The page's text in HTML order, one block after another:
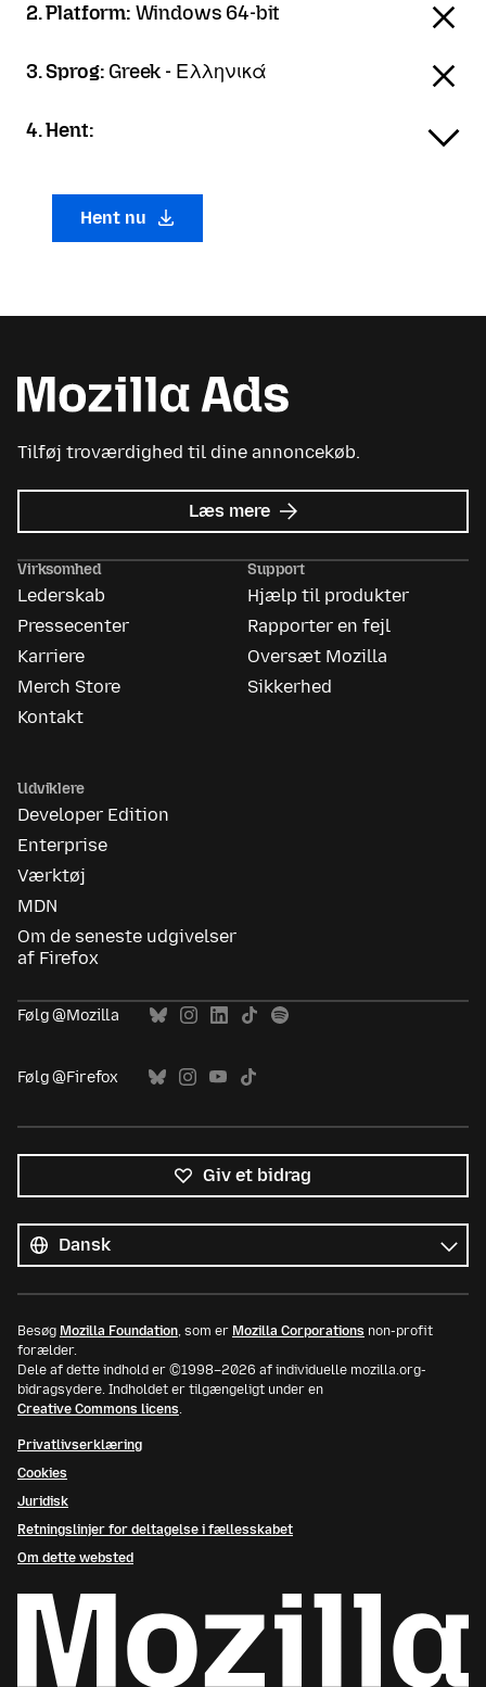
2. Platform: Windows 64-bit
3. Sprog: Greek - Ελληνικά
4. Hent:
Hent nu
Tilføj troværdighed til dine annoncekøb.
Læs mere om
Mozilla
Virksomhed
Lederskab
Pressecenter
Karriere
Merch Store
Kontakt
Support
Hjælp til produkter
Rapporter en fejl
Oversæt Mozilla
Sikkerhed
Udviklere
Developer Edition
Enterprise
Værktøj
MDN
Om de seneste udgivelser
af Firefox
Følg @Mozilla
Følg @Firefox
Giv et bidrag
sprog
Sprog
Besøg Mozilla Foundation, som er Mozilla Corporations non-profit
forælder.
Dele af dette indhold er ©1998–2026 af individuelle mozilla.org-
bidragsydere. Indholdet er tilgængeligt under en
Creative Commons licens.
Privatlivserklæring
Cookies
Juridisk
Retningslinjer for deltagelse i fællesskabet
Om dette websted